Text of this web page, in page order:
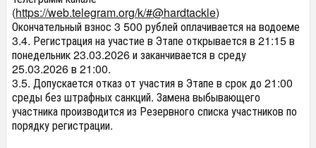
(https://web.telegram.org/k/#@hardtackle)
Окончательный взнос 3 500 рублей оплачивается на водоеме
3.4. Регистрация на участие в Этапе открывается в 21:15 в
понедельник 23.03.2026 и заканчивается в среду
25.03.2026 в 21:00.
3.5. Допускается отказ от участия в Этапе в срок до 21:00
среды без штрафных санкций. Замена выбывающего
участника производится из Резервного списка участников по
порядку регистрации.